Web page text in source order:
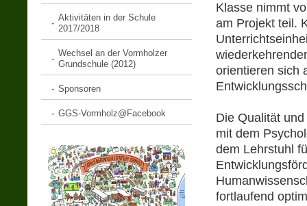
Aktivitäten in der Schule
2017/2018
Wechsel an der Vormholzer
Grundschule (2012)
Sponsoren
GGS-Vormholz@Facebook
Klasse nimmt
am Projekt teil.
orientieren sich
Die Qualität
mit dem
dem Lehrstuhl
fortlaufend